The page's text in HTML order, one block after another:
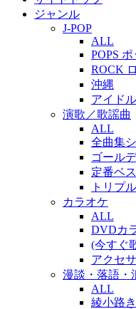
ジャンル
J-POP
ALL
POPS
ROCK
沖縄
アイドル
演歌／歌謡曲
ALL
全曲集
ゴール
定番ベ
トリプ
カラオケ
ALL
DVDカ
(今すぐ
アクセ
漫談・落語・
ALL
綾小路